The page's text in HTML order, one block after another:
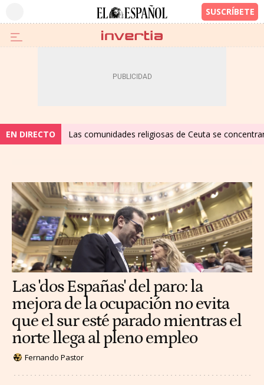
EN DIRECTO Las comunidades religiosas de Ceuta se
Las 'dos Españas' del paro: la
mejora de la ocupación no evita
que el sur esté parado mientras el
norte llega al pleno empleo
Fernando Pastor